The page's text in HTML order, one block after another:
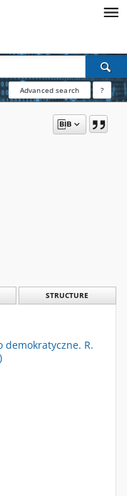
Advanced search ?
STRUCTURE
demokratyczne. R.